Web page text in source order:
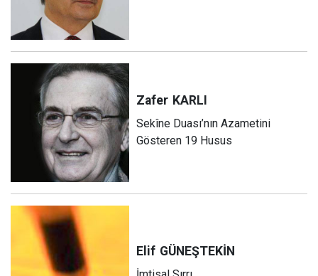
Zafer KARLI
Sekîne Duası’nın Azametini
Gösteren 19 Husus
Elif GÜNEŞTEKİN